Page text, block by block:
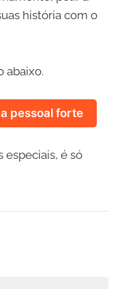
história com o
abaixo.
pessoal forte
especiais, é só